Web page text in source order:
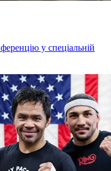
у спеціальній